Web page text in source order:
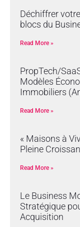
Déchiffrer
blocs du
Read More »
PropTech/
Modèles
Immobiliers
Read More »
« Maisons à
Pleine
Read More »
Le Business
Stratégique
Acquisition